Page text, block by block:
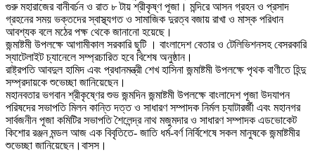
গুরু মহারাজের বানীবর্চন ও রাত ৮ টায় শ্রীকৃষ্ণ পূজা। মন্দিরে আসন গ্রহন ও প্রসাদ
গ্রহনের সময় ভক্তদের স্বাস্থ্যগত ও সামাজিক দুরত্ব বজায় রাখা ও মাস্ক পরিধান
আবশ্যক বলে মঠের পক্ষ থেকে জানানো হয়েছে।
জন্মাষ্টমী উপলক্ষে আগামীকাল সরকারি ছুটি । বাংলাদেশ বেতার ও টেলিভিশনসহ বেসরকারি
স্যাটেলাইট চ্যানেলে সম্প্রচারিত হবে বিশেষ অনুষ্ঠান।
রাষ্ট্রপতি আবদুল হামিদ এবং প্রধানমন্ত্রী শেখ হাসিনা জন্মাষ্টমী উপলক্ষে পৃথক বাণীতে হিন্দু
সম্প্রদায়কে শুভেচ্ছা জানিয়েছেন।
মহানবতার ভগবান শ্রীকৃষ্ণের শুভ জন্মদিন জন্মাষ্টমী উপলক্ষে বাংলাদেশ পূজা উদযাপন
পরিষদের সভাপতি মিলন কান্তি দত্ত ও সাধারণ সম্পাদক নির্মল চ্যাটারর্জী এবং মহানগর
সার্বজনীন পূজা কমিটির সভাপতি শৈলেন্দ্র নাথ মজুমদার ও সাধারণ সম্পাদক এডভোকেট
কিশোর রঞ্জন মন্ডল আজ এক বিবৃতিতে- জাতি ধর্ম-বর্ণ নির্বিশেষে সকল মানুষকে জন্মাষ্টমীর
শুভেচ্ছা জানিয়েছেন।বাসস।